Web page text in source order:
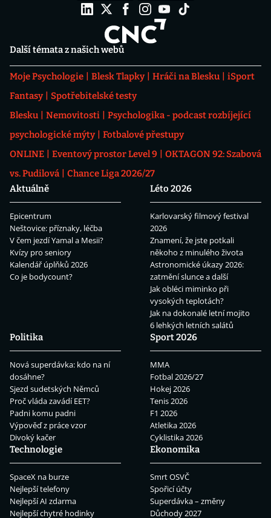
Další témata z našich webů
Moje Psychologie Blesk Tlapky Hráči na Blesku
iSport
Fantasy
Spotřebitelské testy
Blesku
Nemovitosti
Psychologika - podcast rozbíjející
psychologické mýty
Fotbalové přestupy
ONLINE
Eventový prostor Level 9
OKTAGON 92: Szabová
vs. Pudilová
Chance Liga 2026/27
Aktuálně
Epicentrum
Neštovice: příznaky, léčba
V čem jezdí Yamal a Mesii?
Kvízy pro seniory
Kalendář úplňků 2026
Co je bodycount?
Léto 2026
Karlovarský filmový festival
2026
Znamení, že jste potkali
někoho z minulého života
Astronomické úkazy 2026:
zatmění slunce a další
Jak obléci miminko při
vysokých teplotách?
Jak na dokonalé letní mojito
6 lehkých letních salátů
Politika
Nová superdávka: kdo na ní
dosáhne?
Sjezd sudetských Němců
Proč vláda zavádí EET?
Padni komu padni
Výpověď z práce vzor
Divoký kačer
Sport 2026
MMA
Fotbal 2026/27
Hokej 2026
Tenis 2026
F1 2026
Atletika 2026
Cyklistika 2026
Technologie
SpaceX na burze
Nejlepší telefony
Nejlepší AI zdarma
Nejlepší chytré hodinky
Ekonomika
Smrt OSVČ
Spořicí účty
Superdávka – změny
Důchody 2027